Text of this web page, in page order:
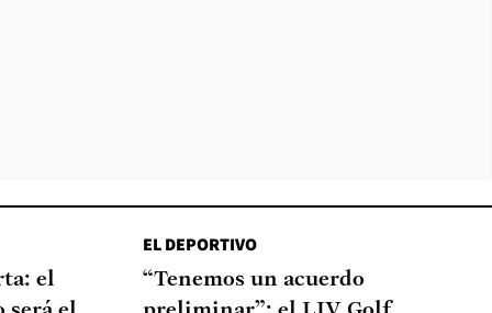
el
EL DEPORTIVO
“Tenemos un acuerdo